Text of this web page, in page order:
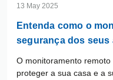
13 May 2025
Entenda como o
segurança dos seus
O monitoramento
proteger a sua casa e a